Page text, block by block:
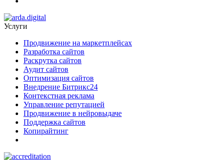
Услуги
Продвижение на маркетплейсах
Разработка сайтов
Раскрутка сайтов
Аудит сайтов
Оптимизация сайтов
Внедрение Битрикс24
Контекстная реклама
Управление репутацией
Продвижение в нейровыдаче
Поддержка сайтов
Копирайтинг